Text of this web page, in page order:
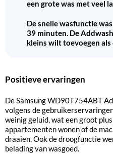
een grote was met veel
De snelle wasfunctie
39 minuten. De
kleins wilt toevoegen als
Positieve ervaringen
De Samsung WD90T754ABT
volgens de
weinig geluid, wat een groot
appartementen wonen of de
draaien. Ook de droogfunctie
belading van wasgoed.